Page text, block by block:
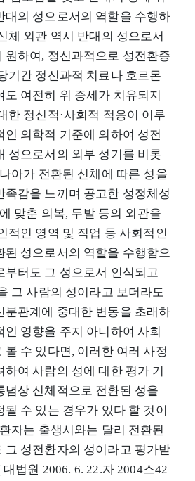
대의 성으로서의 역할을 수행하
체 외관 역시 반대의 성으로서
원하여, 정신과적으로 성전환증
기간 정신과적 치료나 호르몬
도 여전히 위 증세가 치유되지
한 정신적·사회적 적응이 이루
인 의학적 기준에 의하여 성전
성으로서의 외부 성기를 비롯
아가 전환된 신체에 따른 성을
족감을 느끼며 공고한 성정체성
맞춘 의복, 두발 등의 외관을
적인 영역 및 직업 등 사회적인
된 성으로서의 역할을 수행함으
부터도 그 성으로서 인식되고
그 사람의 성이라고 보더라도
분관계에 중대한 변동을 초래하
인 영향을 주지 아니하여 사회
볼 수 있다면, 이러한 여러 사정
하여 사람의 성에 대한 평가 기
념상 신체적으로 전환된 성을
될 수 있는 경우가 있다 할 것이
자는 출생시와는 달리 전환된
그 성전환자의 성이라고 평가받
법원 2006. 6. 22.자 2004스42